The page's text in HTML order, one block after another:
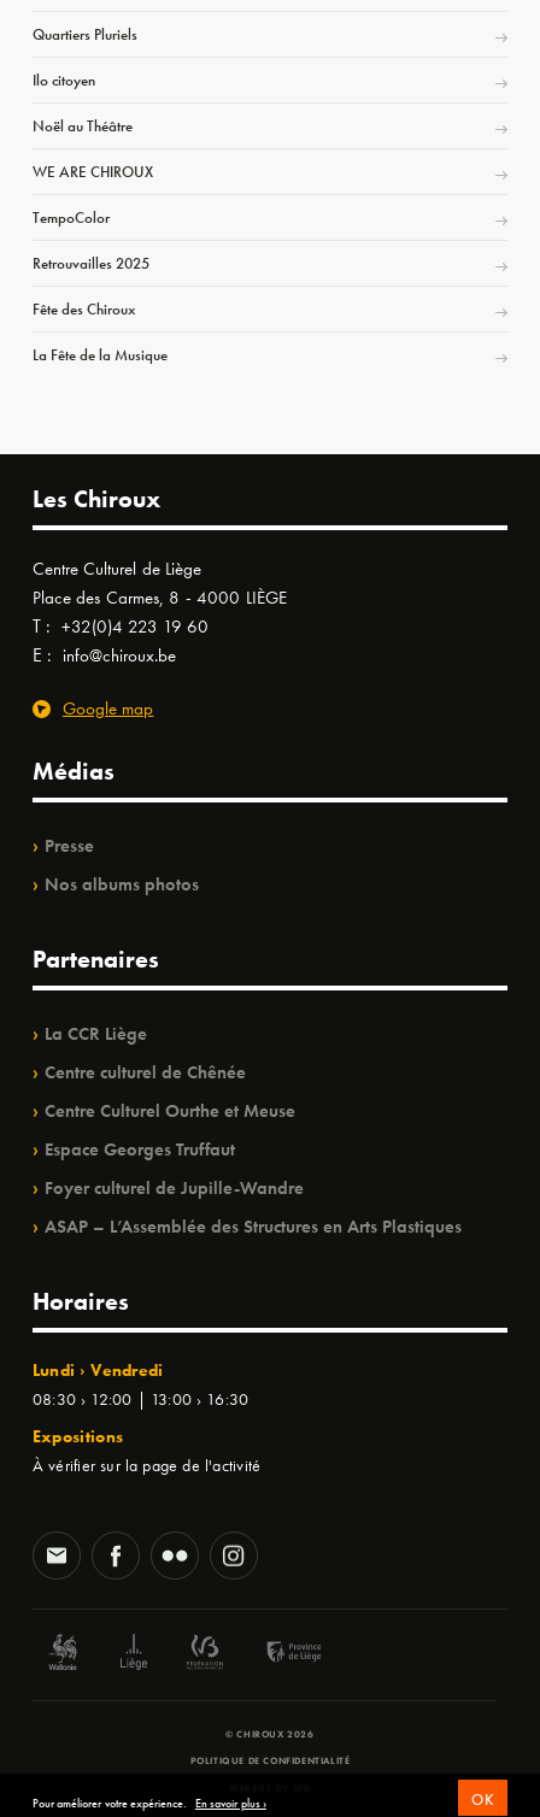
Quartiers Pluriels
Ilo citoyen
Noël au Théâtre
WE ARE CHIROUX
TempoColor
Retrouvailles 2025
Fête des Chiroux
La Fête de la Musique
Les Chiroux
Centre Culturel de Liège
Place des Carmes, 8 - 4000 LIÈGE
T : +32(0)4 223 19 60
E : info@chiroux.be
Google map
Médias
Presse
Nos albums photos
Partenaires
La CCR Liège
Centre culturel de Chênée
Centre Culturel Ourthe et Meuse
Espace Georges Truffaut
Foyer culturel de Jupille-Wandre
ASAP – L’Assemblée des Structures en Arts Plastiques
Horaires
Lundi › Vendredi
08:30 › 12:00 | 13:00 › 16:30
Expositions
À vérifier sur la page de l'activité
© CHIROUX 2026
POLITIQUE DE CONFIDENTIALITÉ
Pour améliorer votre expérience. En savoir plus › OK